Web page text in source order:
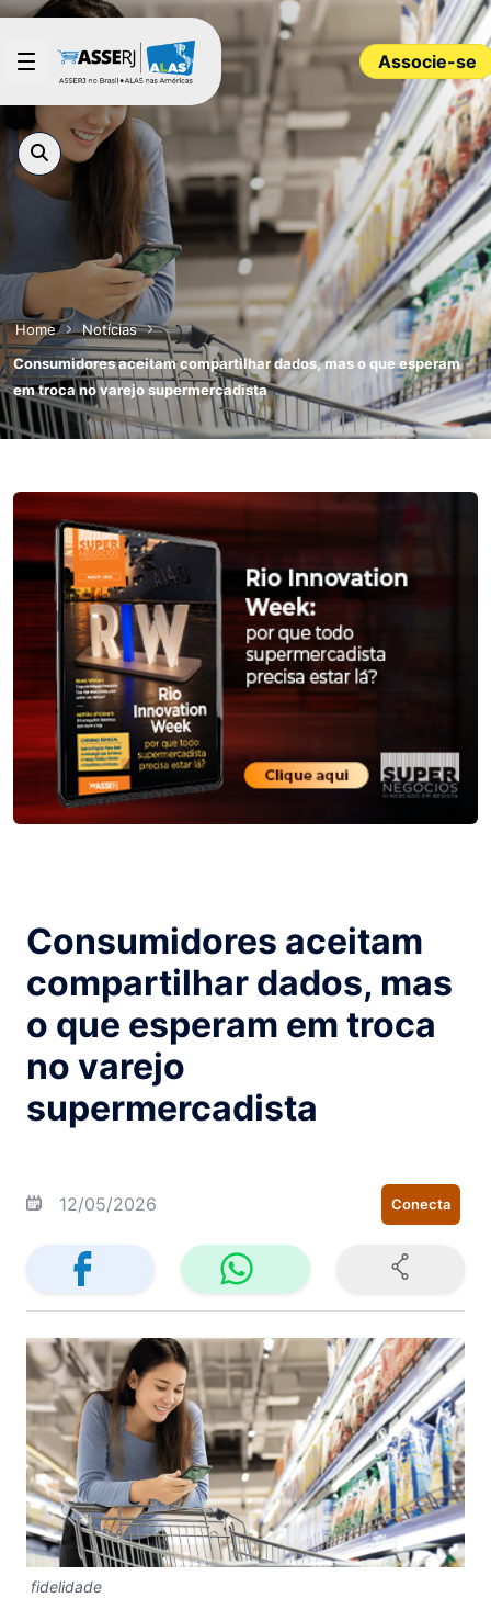
Pular para o Conteúdo principal
Associe-se
Home
Notícias
Consumidores aceitam compartilhar dados, mas o que esperam
em troca no varejo supermercadista
Consumidores aceitam
compartilhar dados, mas
o que esperam em troca
no varejo
supermercadista
12/05/2026 Conecta
fidelidade